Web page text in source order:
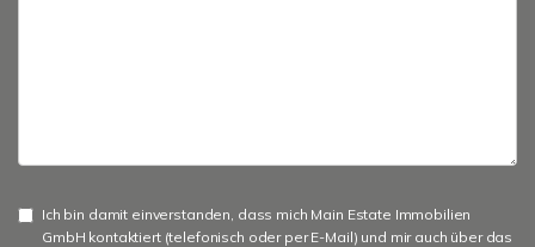
Ich bin damit einverstanden, dass mich Main Estate Immobilien
GmbH kontaktiert (telefonisch oder per E-Mail) und mir auch über das